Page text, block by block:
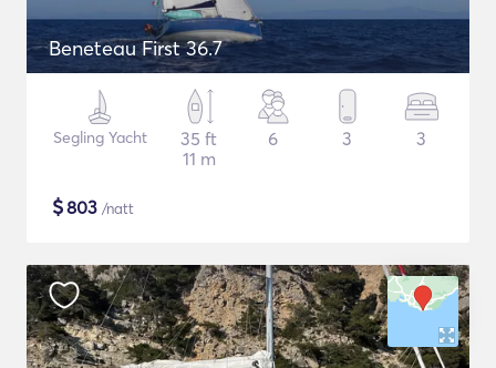
Beneteau First 36.7
Segling Yacht
35 ft
11 m
6 3 3
$803 /natt